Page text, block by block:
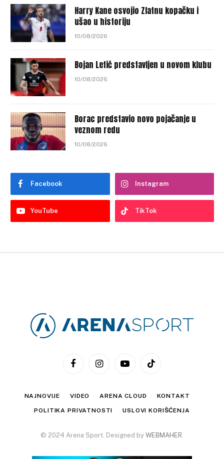
Harry Kane osvojio Zlatnu kopačku i
ušao u historiju
10/08/2026
Bojan Letić predstavljen u novom klubu
10/08/2026
Borac predstavio novo pojačanje u
veznom redu
10/08/2026
Facebook Instagram
YouTube TikTok
FacebookInstagramYouTubeTikTok
NAJNOVIJE VIDEO ARENA CLOUD KONTAKT
POLITIKA PRIVATNOSTI USLOVI KORIŠĆENJA
© 2024 Arena Sport. Designed by WEBMAHER.